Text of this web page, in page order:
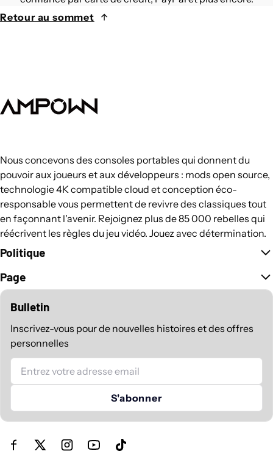
Retour au sommet
Nous concevons des consoles portables qui donnent du
pouvoir aux joueurs et aux développeurs : mods open source,
technologie 4K compatible cloud et conception éco-
responsable vous permettent de revivre des classiques tout
en façonnant l'avenir. Rejoignez plus de 85 000 rebelles qui
réécrivent les règles du jeu vidéo. Jouez avec détermination.
Politique
Page
Bulletin
Inscrivez-vous pour de nouvelles histoires et des offres
personnelles
E-mail
S'abonner